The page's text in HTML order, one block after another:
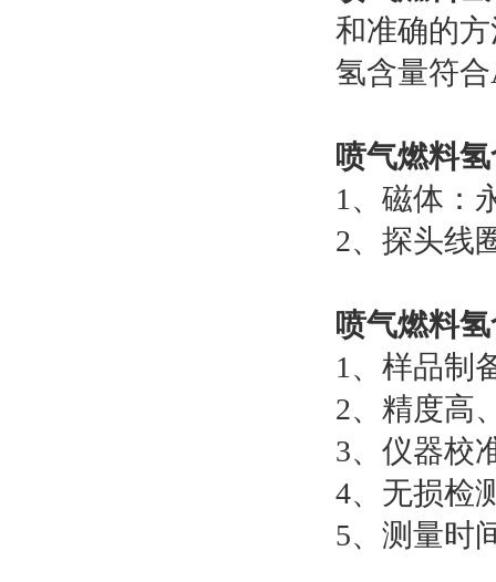
和准确的
氢含量符合
喷气燃料
1、磁体：
2、探头线
喷气燃料
1 、样品制
2、精度高
3、仪器校
4、无损检
5、测量时